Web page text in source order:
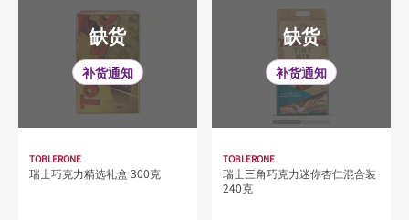
缺货
补货通知
TOBLERONE
瑞士巧克力精选礼盒 300克
缺货
补货通知
TOBLERONE
瑞士三角巧克力迷你杏仁混合装
240克